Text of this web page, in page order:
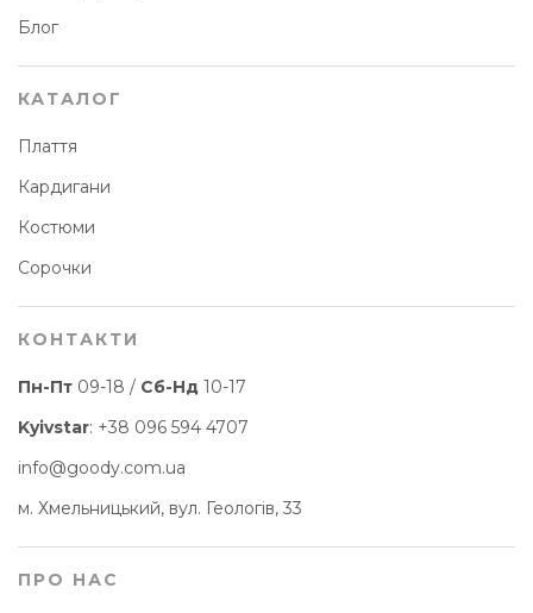
Блог
КАТАЛОГ
Плаття
Кардигани
Костюми
Сорочки
КОНТАКТИ
Пн-Пт 09-18 / Сб-Нд 10-17
Kyivstar: +38 096 594 4707
info@goody.com.ua
м. Хмельницький, вул. Геологів, 33
ПРО НАС